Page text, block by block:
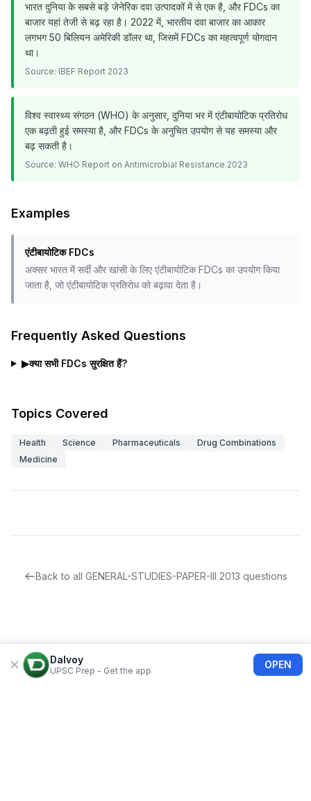
भारत दुनिया के सबसे बड़े जेनेरिक दवा उत्पादकों में से एक है, और FDCs का
बाजार यहां तेजी से बढ़ रहा है। 2022 में, भारतीय दवा बाजार का आकार
लगभग 50 बिलियन अमेरिकी डॉलर था, जिसमें FDCs का महत्वपूर्ण योगदान
था।
Source: IBEF Report 2023
विश्व स्वास्थ्य संगठन (WHO) के अनुसार, दुनिया भर में एंटीबायोटिक प्रतिरोध
एक बढ़ती हुई समस्या है, और FDCs के अनुचित उपयोग से यह समस्या और
बढ़ सकती है।
Source: WHO Report on Antimicrobial Resistance 2023
Examples
एंटीबायोटिक FDCs
अक्सर भारत में सर्दी और खांसी के लिए एंटीबायोटिक FDCs का उपयोग किया
जाता है, जो एंटीबायोटिक प्रतिरोध को बढ़ावा देता है।
Frequently Asked Questions
▶क्या सभी FDCs सुरक्षित हैं?
Topics Covered
Health Science Pharmaceuticals
Drug Combinations
Medicine
Back to all GENERAL-STUDIES-PAPER-III 2013 questions
Dalvoy
UPSC Prep - Get the app
OPEN